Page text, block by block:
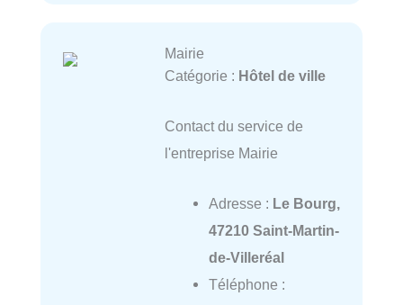
Mairie
Catégorie : Hôtel de ville
Contact du service de
l'entreprise Mairie
Adresse : Le Bourg,
47210 Saint-Martin-
de-Villeréal
Téléphone :